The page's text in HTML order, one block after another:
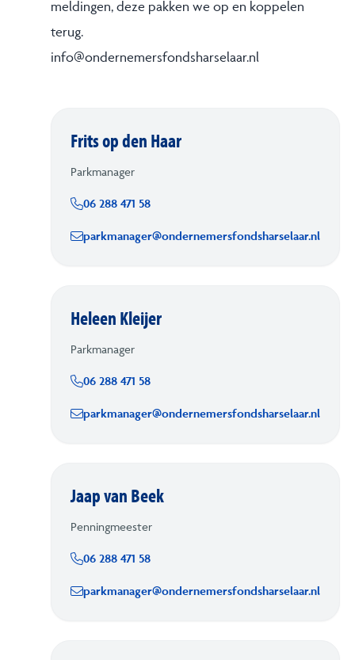
meldingen, deze pakken we op en koppelen
terug.
info@ondernemersfondsharselaar.nl
Frits op den Haar
Parkmanager
06 288 471 58
parkmanager@ondernemersfondsharselaar.nl
Heleen Kleijer
Parkmanager
06 288 471 58
parkmanager@ondernemersfondsharselaar.nl
Jaap van Beek
Penningmeester
06 288 471 58
parkmanager@ondernemersfondsharselaar.nl